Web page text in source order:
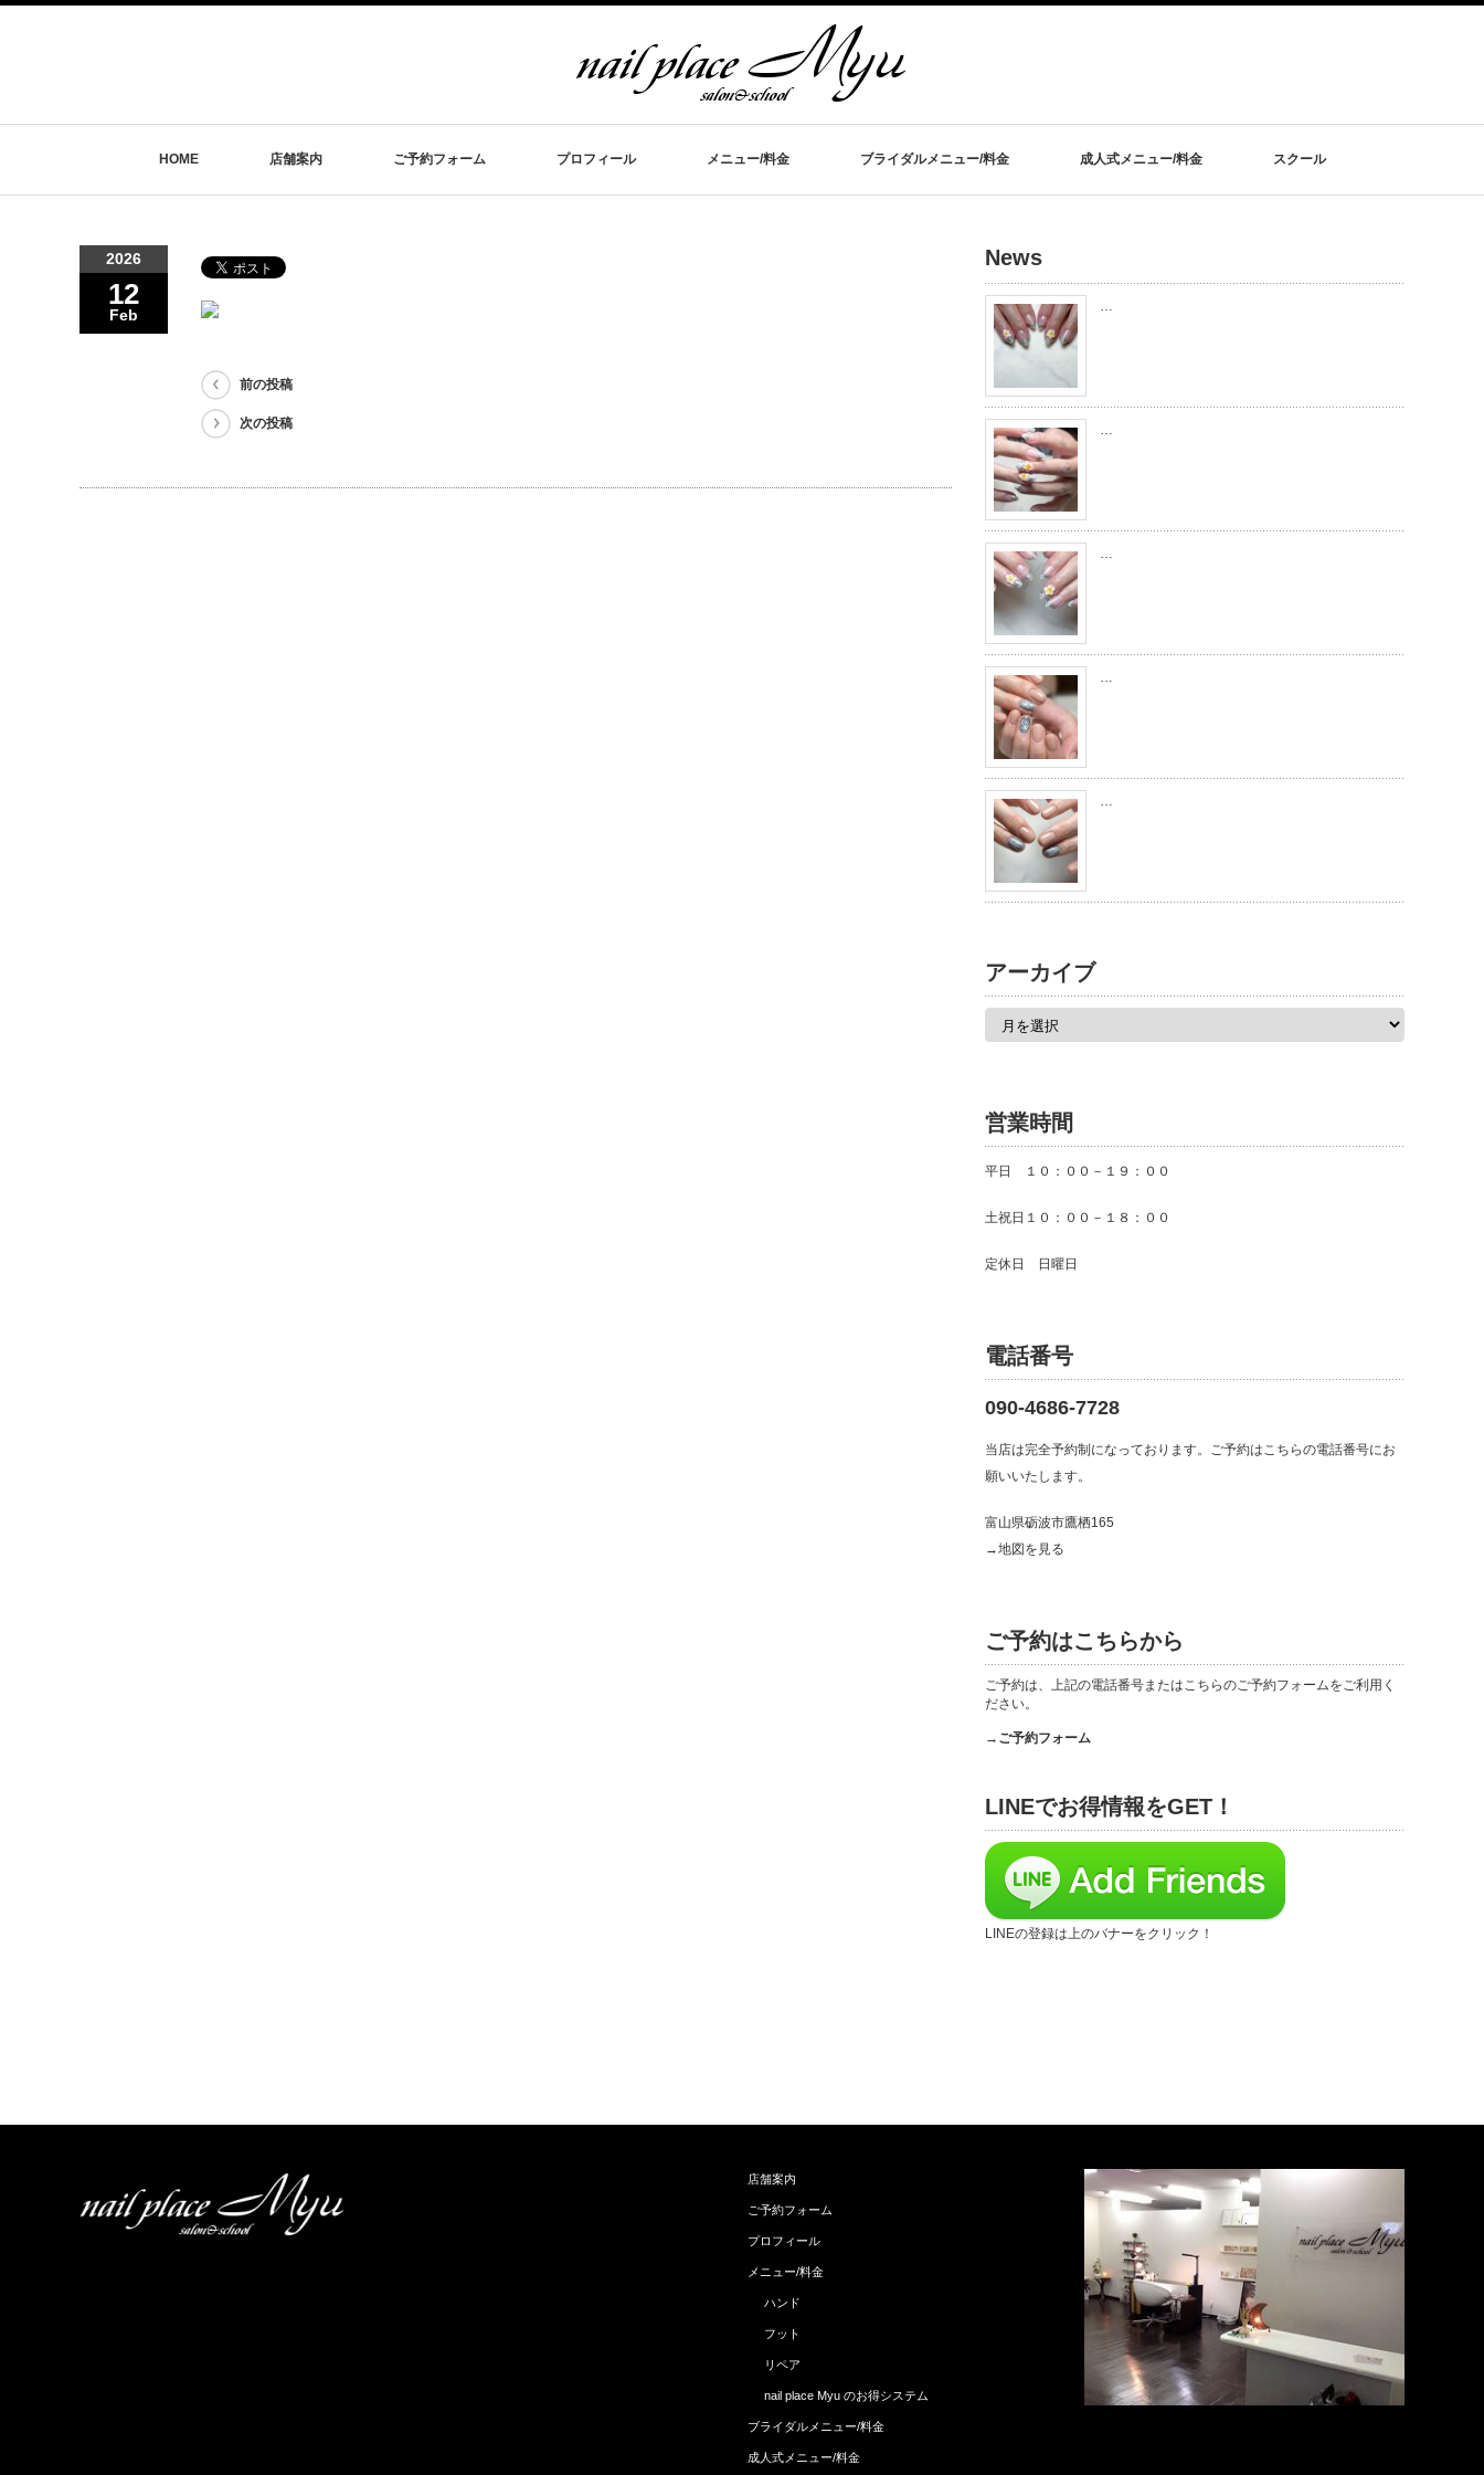
HOME 店舗案内 ご予約フォーム プロフィール メニュー/料金 ブライダルメニュー/料金 成人式メニュー/料金 スクール
2026
12
Feb
前の投稿
次の投稿
News
…
…
…
…
…
アーカイブ
営業時間
平日 １０：００－１９：００
土祝日１０：００－１８：００
定休日 日曜日
電話番号
090-4686-7728
当店は完全予約制になっております。ご予約はこちらの電話番号にお
願いいたします。
富山県砺波市鷹栖165
→地図を見る
ご予約はこちらから
ご予約は、上記の電話番号またはこちらのご予約フォームをご利用く
ださい。
→ご予約フォーム
LINEでお得情報をGET！
LINEの登録は上のバナーをクリック！
店舗案内
ご予約フォーム
プロフィール
メニュー/料金
ハンド
フット
リペア
nail place Myu のお得システム
ブライダルメニュー/料金
成人式メニュー/料金